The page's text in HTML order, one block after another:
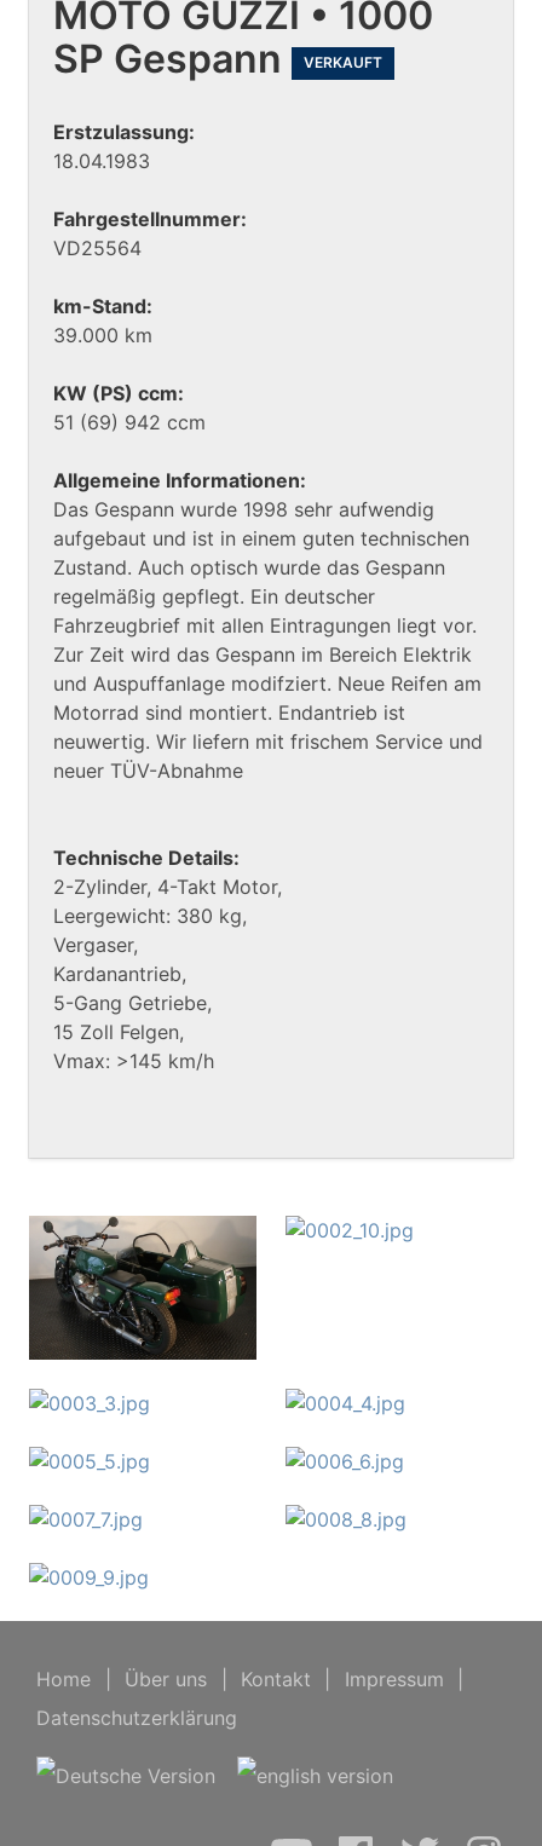
MOTO GUZZI • 1000
SP Gespann
VERKAUFT
Erstzulassung:
18.04.1983
Fahrgestellnummer:
VD25564
km-Stand:
39.000 km
KW (PS) ccm:
51 (69) 942 ccm
Allgemeine Informationen:
Das Gespann wurde 1998 sehr aufwendig
aufgebaut und ist in einem guten technischen
Zustand. Auch optisch wurde das Gespann
regelmäßig gepflegt. Ein deutscher
Fahrzeugbrief mit allen Eintragungen liegt vor.
Zur Zeit wird das Gespann im Bereich Elektrik
und Auspuffanlage modifziert. Neue Reifen am
Motorrad sind montiert. Endantrieb ist
neuwertig. Wir liefern mit frischem Service und
neuer TÜV-Abnahme
Technische Details:
2-Zylinder, 4-Takt Motor,
Leergewicht: 380 kg,
Vergaser,
Kardanantrieb,
5-Gang Getriebe,
15 Zoll Felgen,
Vmax: >145 km/h
Home Über uns Kontakt Impressum
Datenschutzerklärung